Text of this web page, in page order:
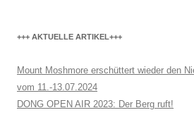
+++ AKTUELLE ARTIKEL+++
Mount Moshmore erschüttert wieder den
vom 11.-13.07.2024
DONG OPEN AIR 2023: Der Berg ruft!